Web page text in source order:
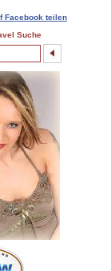
Facebook teilen
Suche